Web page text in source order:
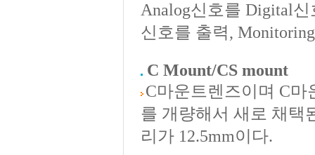
Analog신호를 Digital
신호를 출력,
C Mount/CS mount
C마운트렌즈이며 C마
를 개량해서 새로 채택
리가 12.5mm이다.